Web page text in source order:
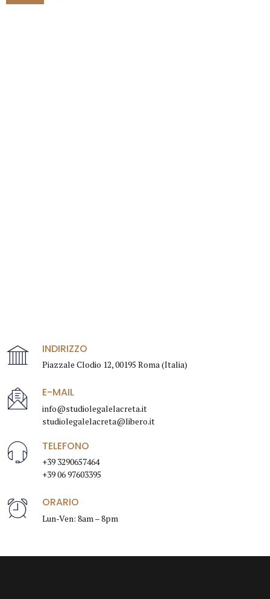
INDIRIZZO
Piazzale Clodio 12, 00195 Roma (Italia)
E-MAIL
info@studiolegalelacreta.it
studiolegalelacreta@libero.it
TELEFONO
+39 3290657464
+39 06 97603395
ORARIO
Lun-Ven: 8am – 8pm